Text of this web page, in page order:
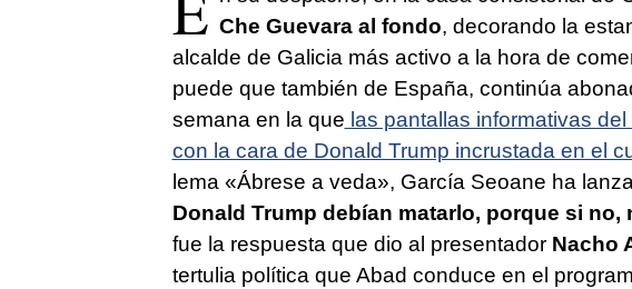
Che Guevara al fondo, decorando la
alcalde de Galicia más activo a la hora de
puede que también de España, continúa
semana en la que las pantallas informativas
con la cara de Donald Trump incrustada en el
lema «Ábrese a veda», García Seoane ha
Donald Trump debían matarlo, porque si no,
fue la respuesta que dio al presentador Nacho
tertulia política que Abad conduce en el